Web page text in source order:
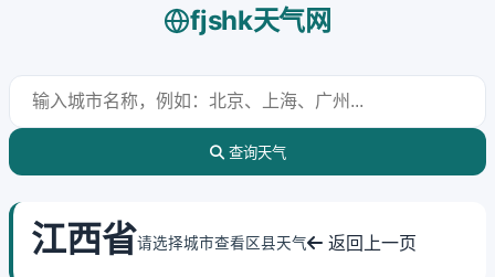
fjshk天气网
查询天气
江西省请选择城市查看区县天气 返回上一页